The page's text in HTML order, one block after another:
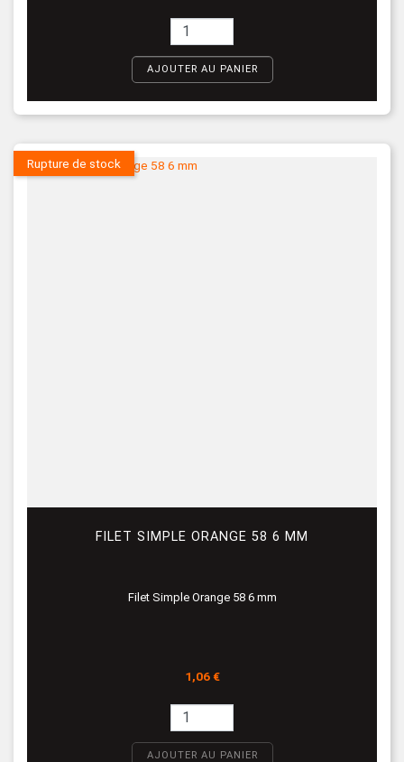
AJOUTER AU PANIER
FILET SIMPLE ORANGE 58 6 MM
Filet Simple Orange 58 6 mm
Prix
1,06 €
AJOUTER AU PANIER
Rupture de stock